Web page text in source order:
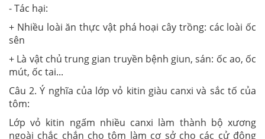
- Tác hại:
+ Nhiều loài ăn thực vật phá hoại cây trồng: các loài ốc
sên
+ Là vật chủ trung gian truyền bệnh giun, sán: ốc ao, ốc
mút, ốc tai...
Câu 2. Ý nghĩa của lớp vỏ kitin giàu canxi và sắc tố của
tôm:
Lớp vỏ kitin ngấm nhiều canxi làm thành bộ xương
ngoài chắc chắn cho tôm làm cơ sở cho các cử động